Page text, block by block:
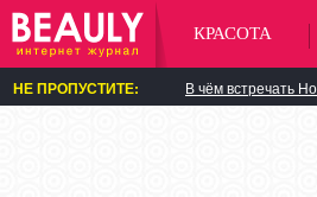
КРАСОТА
НЕ ПРОПУСТИТЕ: В чём встречать